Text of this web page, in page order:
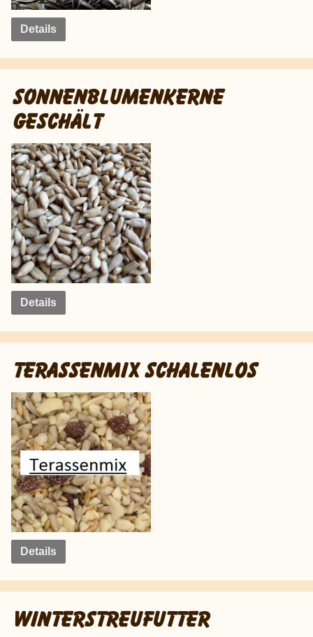
Details
SONNENBLUMENKERNE
GESCHÄLT
Details
TERASSENMIX SCHALENLOS
Details
WINTERSTREUFUTTER